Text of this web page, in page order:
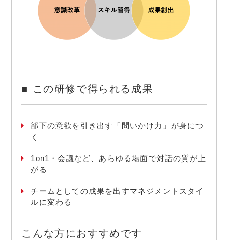
■ この研修で得られる成果
部下の意欲を引き出す「問いかけ力」が身につ
く
1on1・会議など、あらゆる場面で対話の質が上
がる
チームとしての成果を出すマネジメントスタイ
ルに変わる
こんな方におすすめです